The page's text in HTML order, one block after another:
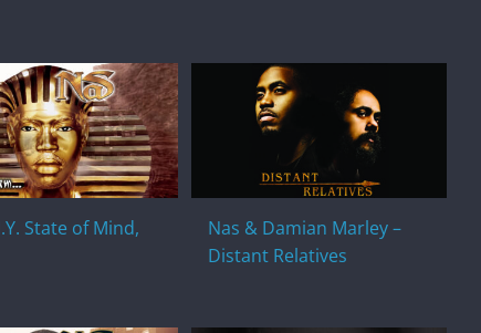
State of Mind,
Nas & Damian Marley –
Distant Relatives